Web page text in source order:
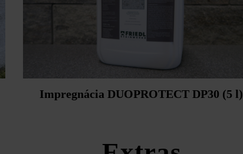
Impregnácia DUOPROTECT DP30 (5 l)